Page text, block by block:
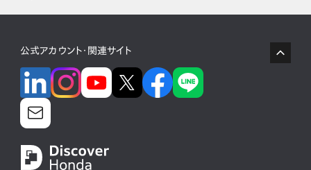
公式アカウント・関連サイト